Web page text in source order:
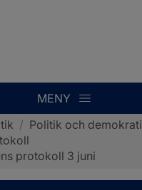
MENY
/ Politik och demokrati
protokoll 3 juni